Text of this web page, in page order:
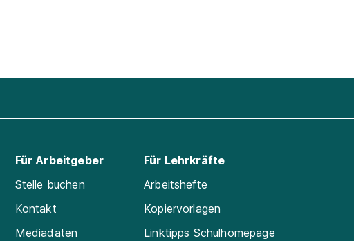
Für Arbeitgeber
Stelle buchen
Kontakt
Mediadaten
Für Lehrkräfte
Arbeitshefte
Kopiervorlagen
Linktipps Schulhomepage